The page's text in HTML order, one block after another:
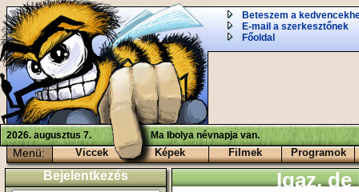
Beteszem a
E-mail a szerkesztőnek
Főoldal
2026. augusztus 7. Ma Ibolya névnapja van.
Menü: Viccek Képek Filmek Programok
Bejelentkezés Igaz,